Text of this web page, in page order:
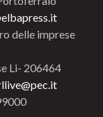
delle imprese
Li- 206464